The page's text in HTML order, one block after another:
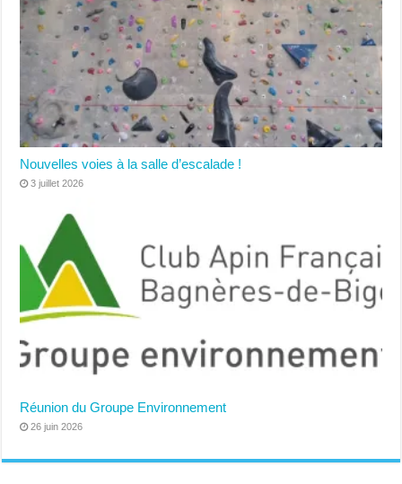
Nouvelles voies à la salle d’escalade !
3 juillet 2026
Réunion du Groupe Environnement
26 juin 2026